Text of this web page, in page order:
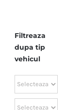
Filtreaza
dupa tip
vehicul